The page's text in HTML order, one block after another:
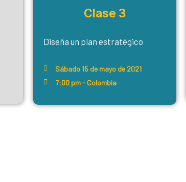
Clase 3
Diseña un plan estratégico
Sábado 15 de mayo de 2021
7:00 pm - Colombia